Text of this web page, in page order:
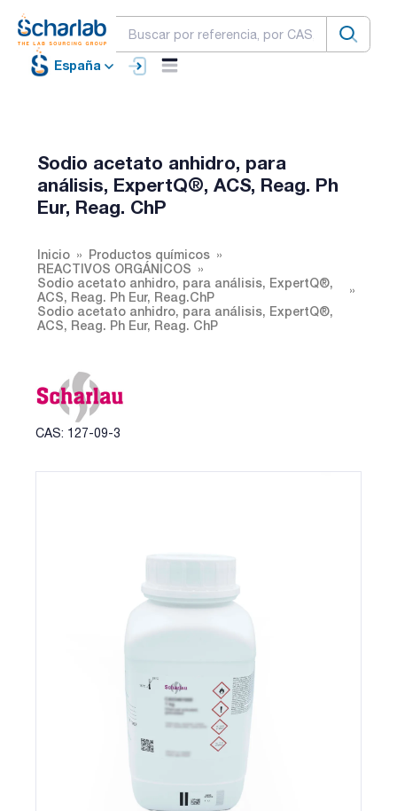
España
Sodio acetato anhidro, para
análisis, ExpertQ®, ACS, Reag. Ph
Eur, Reag. ChP
Inicio
Productos químicos
REACTIVOS ORGÁNICOS
Sodio acetato anhidro, para análisis, ExpertQ®,
ACS, Reag. Ph Eur, Reag.ChP
Sodio acetato anhidro, para análisis, ExpertQ®,
ACS, Reag. Ph Eur, Reag. ChP
CAS: 127-09-3